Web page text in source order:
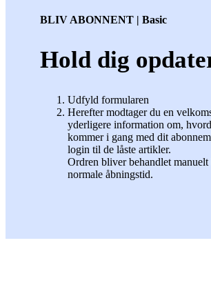
BLIV ABONNENT | Basic
Hold dig
Udfyld formularen
Herefter modtager du en
yderligere information om,
kommer i gang med dit
login til de låste artikler.
Ordren bliver behandlet manuelt
normale åbningstid.